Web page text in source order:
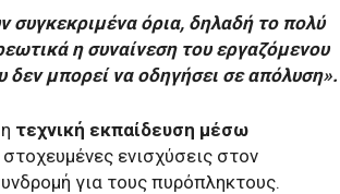
συγκεκριμένα όρια, δηλαδή το πολύ
η συναίνεση του εργαζόμενου
δεν μπορεί να οδηγήσει σε απόλυση».
τεχνική εκπαίδευση μέσω
στοχευμένες ενισχύσεις στον
για τους πυρόπληκτους.